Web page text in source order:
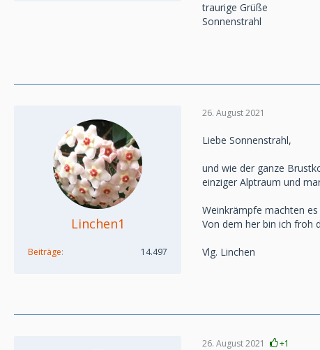
traurige Grüße
Sonnenstrahl
Linchen1
Beiträge 14.497
26. August 2021
Liebe Sonnenstrahl,
und wie der ganze
einziger Alptraum und
Weinkrämpfe machten es
Von dem her bin ich froh
Vlg. Linchen
26. August 2021 +1